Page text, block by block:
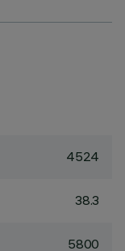
4524
38.3
5800